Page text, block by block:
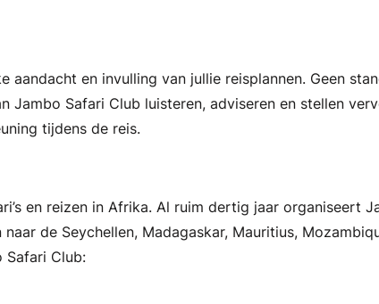
en invulling van jullie reisplannen. Geen
Jambo Safari Club luisteren, adviseren en stellen
tijdens de reis.
en reizen in Afrika. Al ruim dertig jaar organiseert
de Seychellen, Madagaskar, Mauritius,
Safari Club: